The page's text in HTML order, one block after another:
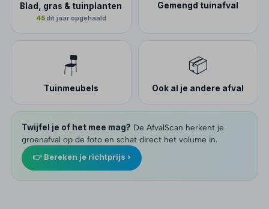
Blad, gras & tuinplanten
45dit jaar opgehaald
Gemengd tuinafval
🪑
Tuinmeubels
📦
Ook al je andere afval
Twijfel je of het mee mag? De AfvalScan herkent je
groenafval op de foto en schat direct het volume in.
👉 Bereken je richtprijs ›